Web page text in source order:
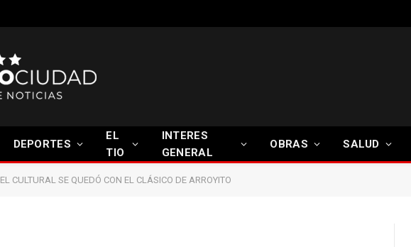
DEPORTES
EL
TIO
INTERES
GENERAL
OBRAS SALUD
EL CULTURAL SE QUEDÓ CON EL CLÁSICO DE ARROYITO